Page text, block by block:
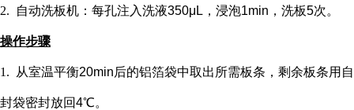
2. 自动洗板机：每孔注入洗液350μL，浸泡1min，洗板5次。
操作步骤
1. 从室温平衡20min后的铝箔袋中取出所需板条，剩余板条用自
封袋密封放回4℃。